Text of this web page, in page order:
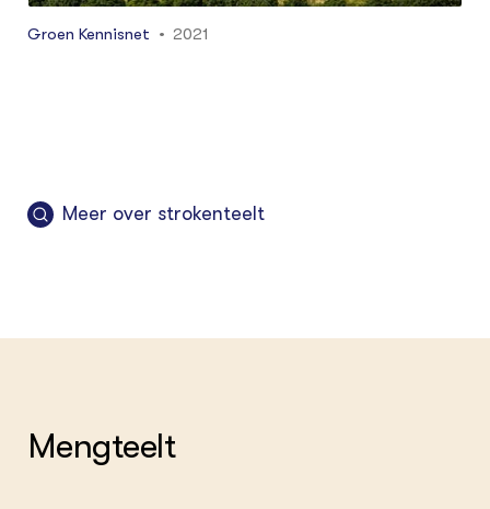
Groen Kennisnet 2021
Meer over strokenteelt
Mengteelt